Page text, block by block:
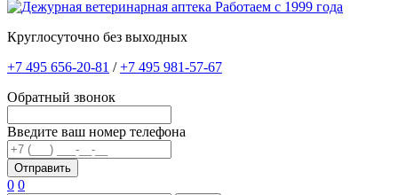
Работаем с 1999 года
Круглосуточно без выходных
+7 495 656-20-81 /+7 495 981-57-67
Обратный звонок
Введите ваш номер телефона
0 0